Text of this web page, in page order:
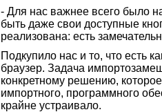
- Для нас важнее всего было
быть даже свои доступные
реализована: есть
Подкупило нас и то, что есть
браузер. Задача
конкретному решению,
импортного, программного
крайне устраивало.